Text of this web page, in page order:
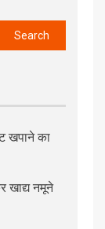
खपाने का
खाद्य नमूने